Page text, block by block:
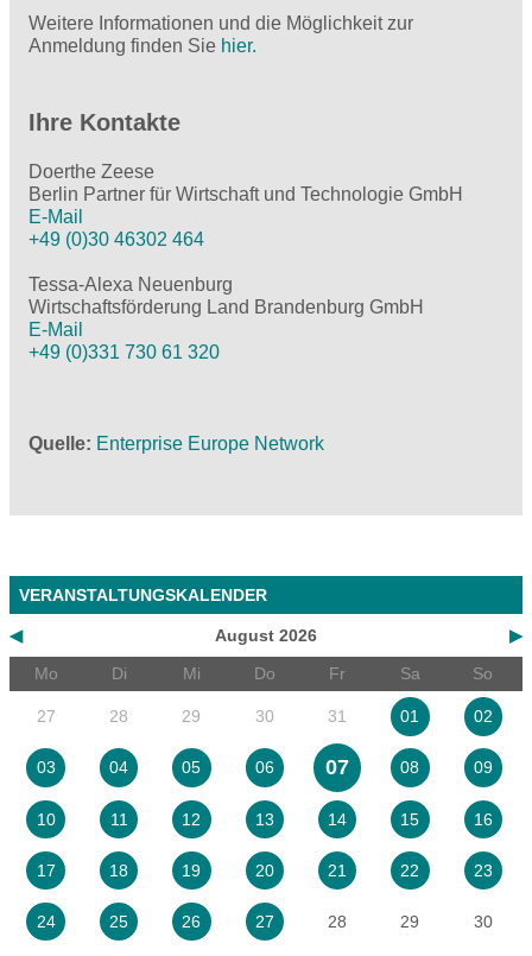
Weitere Informationen und die Möglichkeit zur
Anmeldung finden Sie hier.
Ihre Kontakte
Doerthe Zeese
Berlin Partner für Wirtschaft und Technologie GmbH
E-Mail
+49 (0)30 46302 464
Tessa-Alexa Neuenburg
Wirtschaftsförderung Land Brandenburg GmbH
E-Mail
+49 (0)331 730 61 320
Quelle Enterprise Europe Network
VERANSTALTUNGSKALENDER
◀ ▶
August 2026
Mo
Di Mi Do Fr Sa So
27 28 29 30 31 01 02
03 04 05 06 07 08 09
10 11 12 13 14 15 16
17 18 19 20 21 22 23
24 25 26 27 28 29 30